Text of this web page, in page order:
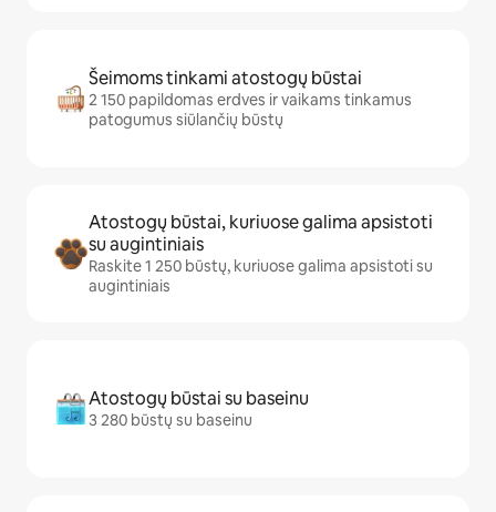
Šeimoms tinkami atostogų būstai
2 150 papildomas erdves ir vaikams tinkamus
patogumus siūlančių būstų
Atostogų būstai, kuriuose galima apsistoti
su augintiniais
Raskite 1 250 būstų, kuriuose galima apsistoti su
augintiniais
Atostogų būstai su baseinu
3 280 būstų su baseinu